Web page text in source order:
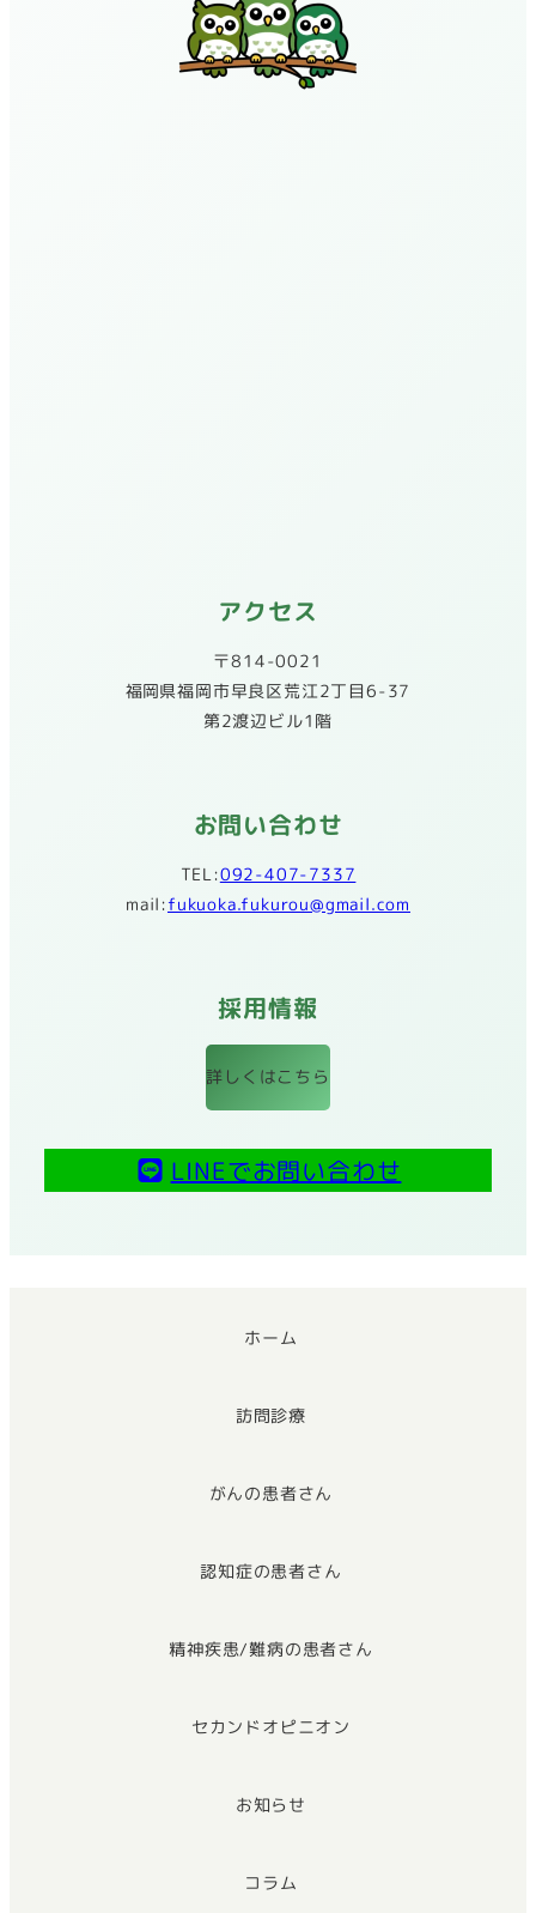
アクセス
〒814-0021
​福岡県福岡市早良区荒江2丁目6-37
第2渡辺ビル1階
お問い合わせ
TEL:092-407-7337
mail:fukuoka.fukurou@gmail.com
採用情報
詳しくはこちら
LINEでお問い合わせ
ホーム
訪問診療
がんの患者さん
認知症の患者さん
精神疾患/難病の患者さん
セカンドオピニオン
お知らせ
コラム